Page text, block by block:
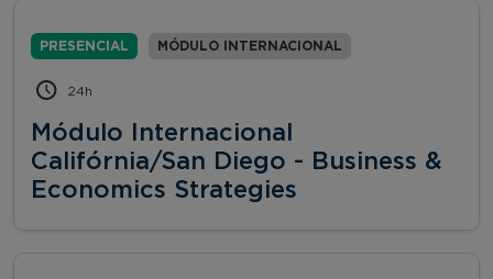
PRESENCIAL MÓDULO INTERNACIONAL
24h
Módulo Internacional
Califórnia/San Diego - Business &
Economics Strategies